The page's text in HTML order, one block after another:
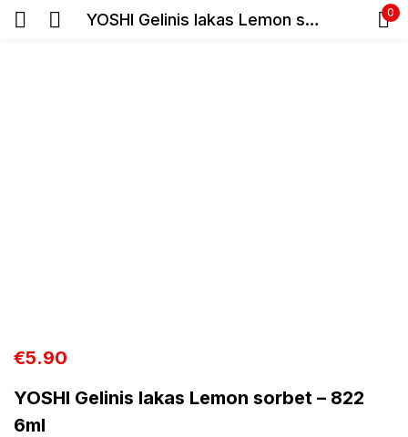
YOSHI Gelinis lakas Lemon sorbet – 822 6ml 0
€5.90
YOSHI Gelinis lakas Lemon sorbet – 822
6ml